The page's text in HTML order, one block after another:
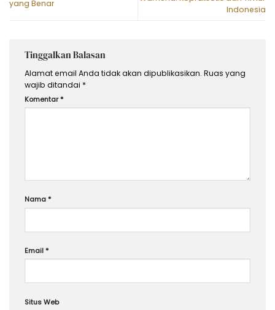
yang Benar
Indonesia
Tinggalkan Balasan
Alamat email Anda tidak akan dipublikasikan. Ruas yang
wajib ditandai *
Komentar*
Nama*
Email*
Situs Web